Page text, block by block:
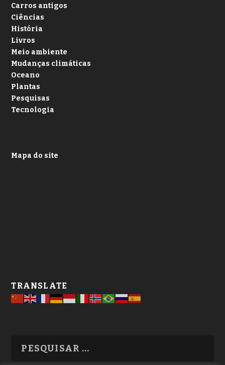
Carros antigos
Ciências
História
Livros
Meio ambiente
Mudanças climáticas
Oceano
Plantas
Pesquisas
Tecnologia
Mapa do site
TRANSLATE